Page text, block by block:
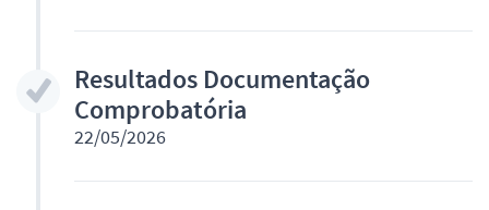
Resultados Documentação
Comprobatória
22/05/2026